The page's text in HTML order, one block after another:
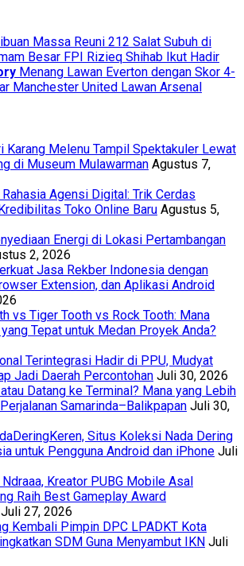
Massa Reuni 212 Salat Subuh di
Besar FPI Rizieq Shihab Ikut Hadir
Menang Lawan Everton dengan Skor 4-
Manchester United Lawan Arsenal
Karang Melenu Tampil Spektakuler Lewat
di Museum Mulawarman Agustus 7,
Agensi Digital: Trik Cerdas
Toko Online Baru Agustus 5,
Energi di Lokasi Pertambangan
2, 2026
Jasa Rekber Indonesia dengan
Extension, dan Aplikasi Android
vs Tiger Tooth vs Rock Tooth: Mana
Tepat untuk Medan Proyek Anda?
Terintegrasi Hadir di PPU, Mudyat
Jadi Daerah Percontohan Juli 30, 2026
Datang ke Terminal? Mana yang Lebih
Samarinda–Balikpapan Juli 30,
Situs Koleksi Nada Dering
untuk Pengguna Android dan iPhone Juli
Kreator PUBG Mobile Asal
Raih Best Gameplay Award
Juli 27, 2026
Kembali Pimpin DPC LPADKT Kota
SDM Guna Menyambut IKN Juli